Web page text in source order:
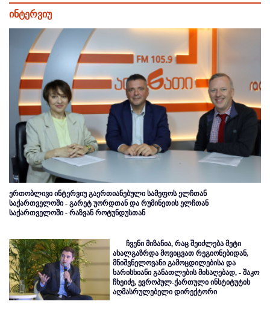
ინტერვიუ
ერთობლივი ინტერვიუ გაერთიანებული სამეფოს ელჩთან
საქართველოში - გარეტ უორდთან და რუმინეთის ელჩთან
საქართველოში - რაზვან როტუნდუსთან
ჩვენი მიზანია, რაც შეიძლება მეტი
ახალგაზრდა მოვიცვათ რეგიონებიდან,
მნიშვნელოვანი გამოცდილებისა და
ხარისხიანი განათლების მისაღებად, - შაკო
ჩხეიძე, ევროპულ-ქართული ინსტიტუტის
აღმასრულებელი დირექტორი